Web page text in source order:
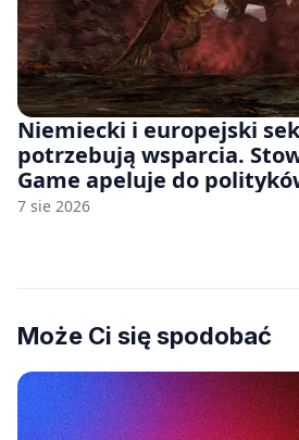
Niemiecki i europejski
potrzebują wsparcia.
Game apeluje do
7 sie 2026
Może Ci się spodobać